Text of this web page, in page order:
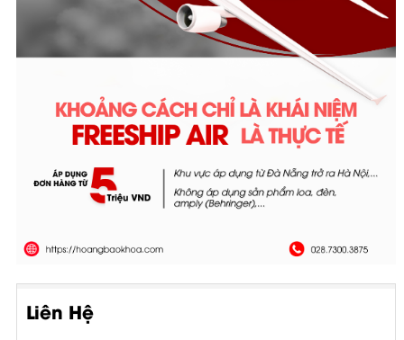
Liên Hệ